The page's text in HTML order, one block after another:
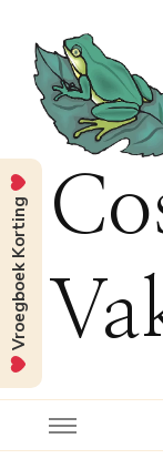
Vroegboek Korting